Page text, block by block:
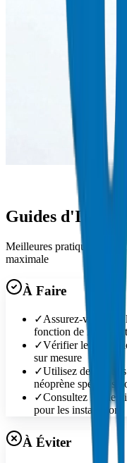
Guides
Meilleures pratiques pour
maximale
À Faire
✓Assurez-vous que
fonction de la
✓Vérifier les
sur mesure
✓Utilisez des
néoprène spécifiés
✓Consultez les
pour les installations
À Éviter